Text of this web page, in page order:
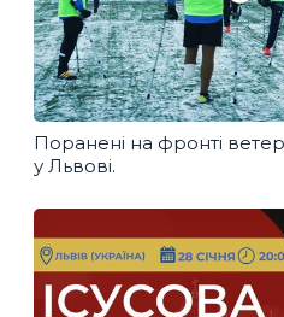
Поранені на фронті
у Львові.